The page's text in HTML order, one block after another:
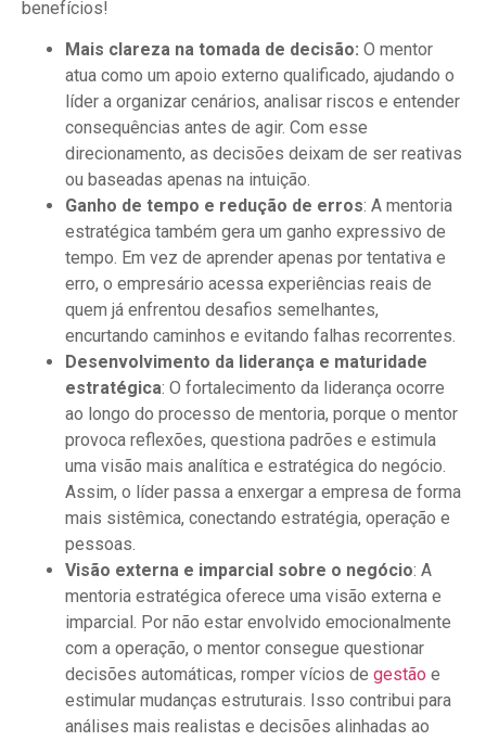
benefícios!
Mais clareza na tomada de decisão: O mentor
atua como um apoio externo qualificado, ajudando o
líder a organizar cenários, analisar riscos e entender
consequências antes de agir. Com esse
direcionamento, as decisões deixam de ser reativas
ou baseadas apenas na intuição.
Ganho de tempo e redução de erros: A mentoria
estratégica também gera um ganho expressivo de
tempo. Em vez de aprender apenas por tentativa e
erro, o empresário acessa experiências reais de
quem já enfrentou desafios semelhantes,
encurtando caminhos e evitando falhas recorrentes.
Desenvolvimento da liderança e maturidade
estratégica: O fortalecimento da liderança ocorre
ao longo do processo de mentoria, porque o mentor
provoca reflexões, questiona padrões e estimula
uma visão mais analítica e estratégica do negócio.
Assim, o líder passa a enxergar a empresa de forma
mais sistêmica, conectando estratégia, operação e
pessoas.
Visão externa e imparcial sobre o negócio: A
mentoria estratégica oferece uma visão externa e
imparcial. Por não estar envolvido emocionalmente
com a operação, o mentor consegue questionar
decisões automáticas, romper vícios de gestão e
estimular mudanças estruturais. Isso contribui para
análises mais realistas e decisões alinhadas ao